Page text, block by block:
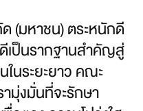
(มหาชน) ตระหนักดี
เป็นรากฐานสำคัญสู่
นระยะยาว คณะ
มุ่งมั่นที่จะรักษา